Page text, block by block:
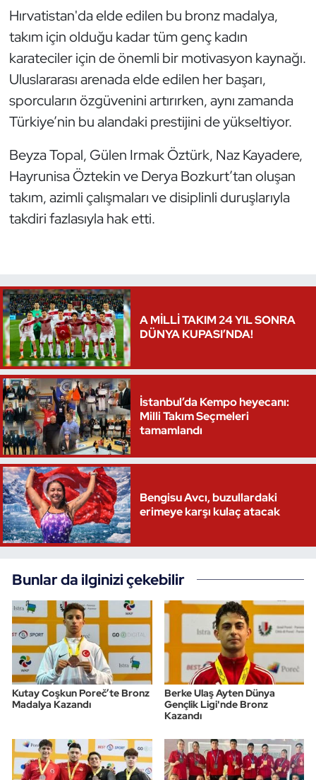
Hırvatistan'da elde edilen bu bronz madalya,
takım için olduğu kadar tüm genç kadın
karateciler için de önemli bir motivasyon kaynağı.
Uluslararası arenada elde edilen her başarı,
sporcuların özgüvenini artırırken, aynı zamanda
Türkiye’nin bu alandaki prestijini de yükseltiyor.
Beyza Topal, Gülen Irmak Öztürk, Naz Kayadere,
Hayrunisa Öztekin ve Derya Bozkurt’tan oluşan
takım, azimli çalışmaları ve disiplinli duruşlarıyla
takdiri fazlasıyla hak etti.
A MİLLİ TAKIM 24 YIL SONRA
DÜNYA KUPASI’NDA!
İstanbul’da Kempo heyecanı:
Milli Takım Seçmeleri
tamamlandı
Bengisu Avcı, buzullardaki
erimeye karşı kulaç atacak
Bunlar da ilginizi çekebilir
Kutay Coşkun Poreč’te Bronz
Madalya Kazandı
Berke Ulaş Ayten Dünya
Gençlik Ligi'nde Bronz
Kazandı
Triatlon
Voleybol
Vücut Geliştirme Fitness
Yelken
Yüzme